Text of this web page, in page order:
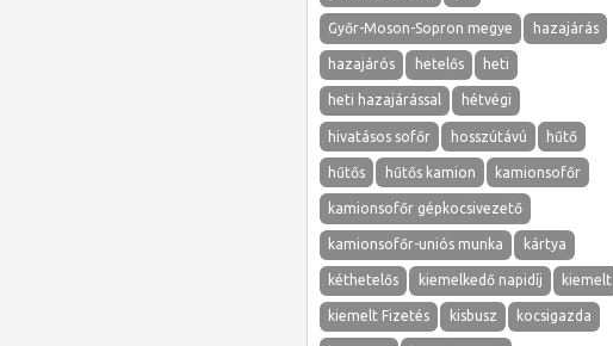
Győr-Moson-Sopron megye hazajárás
hazajárós hetelős heti
heti hazajárással hétvégi
hivatásos sofőr hosszútávú hűtő
hűtős hűtős kamion kamionsofőr
kamionsofőr gépkocsivezető
kamionsofőr-uniós munka kártya
kéthetelős kiemelkedő napidíj kiemelt
kiemelt Fizetés kisbusz kocsigazda